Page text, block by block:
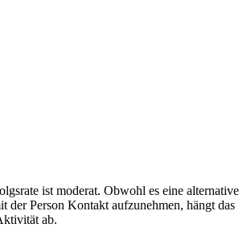
ist moderat. Obwohl es eine alternative
der Person Kontakt aufzunehmen, hängt das
ab.